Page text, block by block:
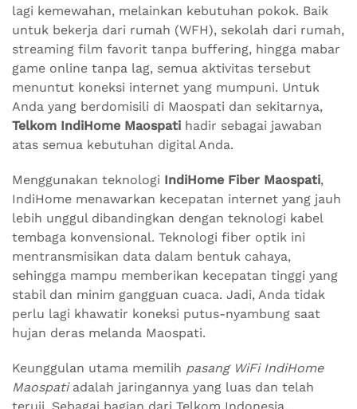
lagi kemewahan, melainkan kebutuhan pokok. Baik
untuk bekerja dari rumah (WFH), sekolah dari rumah,
streaming film favorit tanpa buffering, hingga mabar
game online tanpa lag, semua aktivitas tersebut
menuntut koneksi internet yang mumpuni. Untuk
Anda yang berdomisili di Maospati dan sekitarnya,
Telkom IndiHome Maospati hadir sebagai jawaban
atas semua kebutuhan digital Anda.
Menggunakan teknologi IndiHome Fiber Maospati,
IndiHome menawarkan kecepatan internet yang jauh
lebih unggul dibandingkan dengan teknologi kabel
tembaga konvensional. Teknologi fiber optik ini
mentransmisikan data dalam bentuk cahaya,
sehingga mampu memberikan kecepatan tinggi yang
stabil dan minim gangguan cuaca. Jadi, Anda tidak
perlu lagi khawatir koneksi putus-nyambung saat
hujan deras melanda Maospati.
Keunggulan utama memilih pasang WiFi IndiHome
Maospatiadalah jaringannya yang luas dan telah